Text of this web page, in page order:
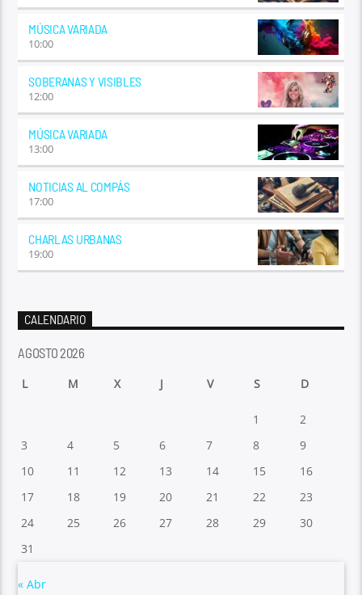
MÚSICA VARIADA
10:00
SOBERANAS Y VISIBLES
12:00
MÚSICA VARIADA
13:00
NOTICIAS AL COMPÁS
17:00
CHARLAS URBANAS
19:00
CALENDARIO
AGOSTO 2026
L M X J V S D
1
2
3
4 5 6 7 8
9
10
11 12 13 14 15
16
17
18 19 20 21 22
23
24
25 26 27 28 29
30
31
« Abr